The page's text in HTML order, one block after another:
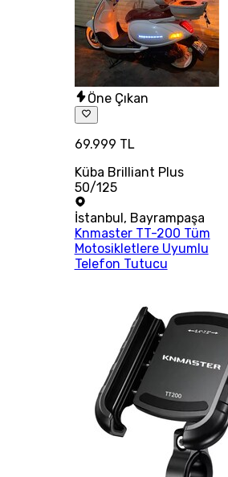
Öne Çıkan
69.999 TL
Küba Brilliant Plus
50/125
İstanbul , Bayrampaşa
Knmaster TT-200 Tüm
Motosikletlere Uyumlu
Telefon Tutucu